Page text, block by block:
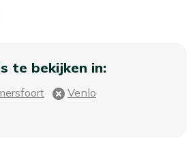
te bekijken in:
Venlo